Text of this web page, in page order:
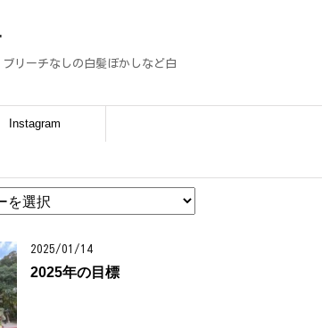
リーチなしの白髪ぼかしなど白
Instagram
2025/01/14
2025年の目標